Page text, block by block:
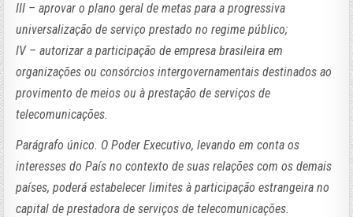
III – aprovar o plano geral de metas para a progressiva
universalização de serviço prestado no regime público;
IV – autorizar a participação de empresa brasileira em
organizações ou consórcios intergovernamentais destinados ao
provimento de meios ou à prestação de serviços de
telecomunicações.
Parágrafo único. O Poder Executivo, levando em conta os
interesses do País no contexto de suas relações com os demais
países, poderá estabelecer limites à participação estrangeira no
capital de prestadora de serviços de telecomunicações.